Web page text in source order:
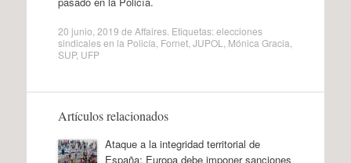
20 junio, 2019 de Affaires. Etiquetas:elecciones
sindicales en la Policía Fornet, JUPOL Mónica Gracia
SUP, UFP
Artículos relacionados
Ataque a la integridad territorial de
España: Europa debe imponer sanciones